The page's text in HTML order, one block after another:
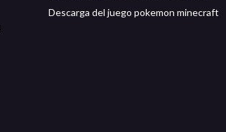
Descarga del juego pokemon minecraft